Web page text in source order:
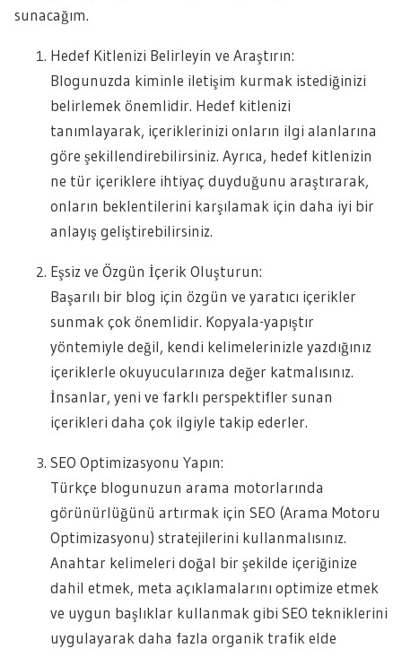
sunacağım.
Hedef Kitlenizi Belirleyin ve Araştırın:
Blogunuzda kiminle iletişim kurmak istediğinizi
belirlemek önemlidir. Hedef kitlenizi
tanımlayarak, içeriklerinizi onların ilgi alanlarına
göre şekillendirebilirsiniz. Ayrıca, hedef kitlenizin
ne tür içeriklere ihtiyaç duyduğunu araştırarak,
onların beklentilerini karşılamak için daha iyi bir
anlayış geliştirebilirsiniz.
Eşsiz ve Özgün İçerik Oluşturun:
Başarılı bir blog için özgün ve yaratıcı içerikler
sunmak çok önemlidir. Kopyala-yapıştır
yöntemiyle değil, kendi kelimelerinizle yazdığınız
içeriklerle okuyucularınıza değer katmalısınız.
İnsanlar, yeni ve farklı perspektifler sunan
içerikleri daha çok ilgiyle takip ederler.
SEO Optimizasyonu Yapın:
Türkçe blogunuzun arama motorlarında
görünürlüğünü artırmak için SEO (Arama Motoru
Optimizasyonu) stratejilerini kullanmalısınız.
Anahtar kelimeleri doğal bir şekilde içeriğinize
dahil etmek, meta açıklamalarını optimize etmek
ve uygun başlıklar kullanmak gibi SEO tekniklerini
uygulayarak daha fazla organik trafik elde